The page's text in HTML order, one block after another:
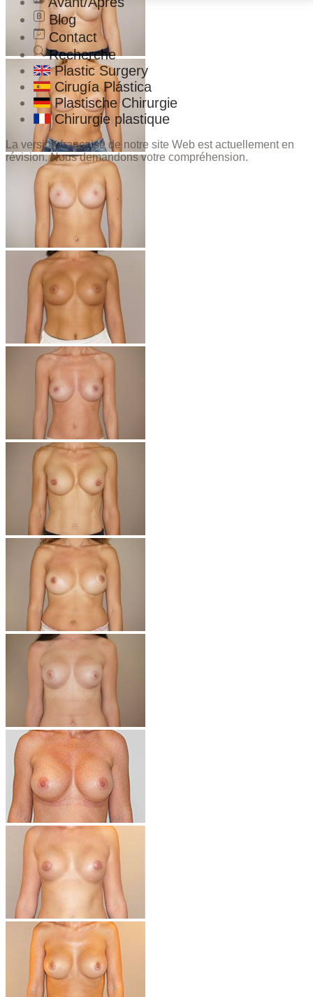
Blog
Contact
Recherche
Plastic Surgery
Cirugía Plástica
Plastische Chirurgie
Chirurgie plastique
La version française de notre site Web est actuellement en
révision. Nous demandons votre compréhension.